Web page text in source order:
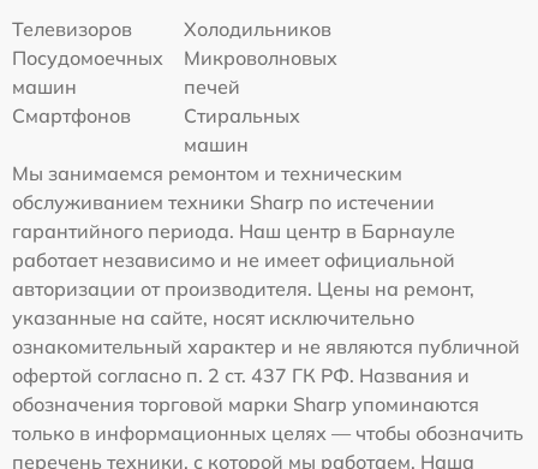
Телевизоров
Холодильников
Посудомоечных
машин
Микроволновых
печей
Смартфонов
Стиральных
машин
Мы занимаемся ремонтом и техническим
обслуживанием техники Sharp по истечении
гарантийного периода. Наш центр в Барнауле
работает независимо и не имеет официальной
авторизации от производителя. Цены на ремонт,
указанные на сайте, носят исключительно
ознакомительный характер и не являются публичной
офертой согласно п. 2 ст. 437 ГК РФ. Названия и
обозначения торговой марки Sharp упоминаются
только в информационных целях — чтобы обозначить
перечень техники, с которой мы работаем. Наша